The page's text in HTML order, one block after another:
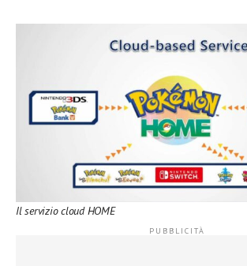
Il servizio cloud HOME